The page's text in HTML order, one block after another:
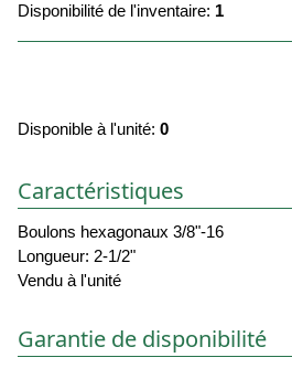
Disponibilité de l'inventaire: 1
Disponible à l'unité: 0
Caractéristiques
Boulons hexagonaux 3/8"-16
Longueur: 2-1/2"
Vendu à l'unité
Garantie de disponibilité